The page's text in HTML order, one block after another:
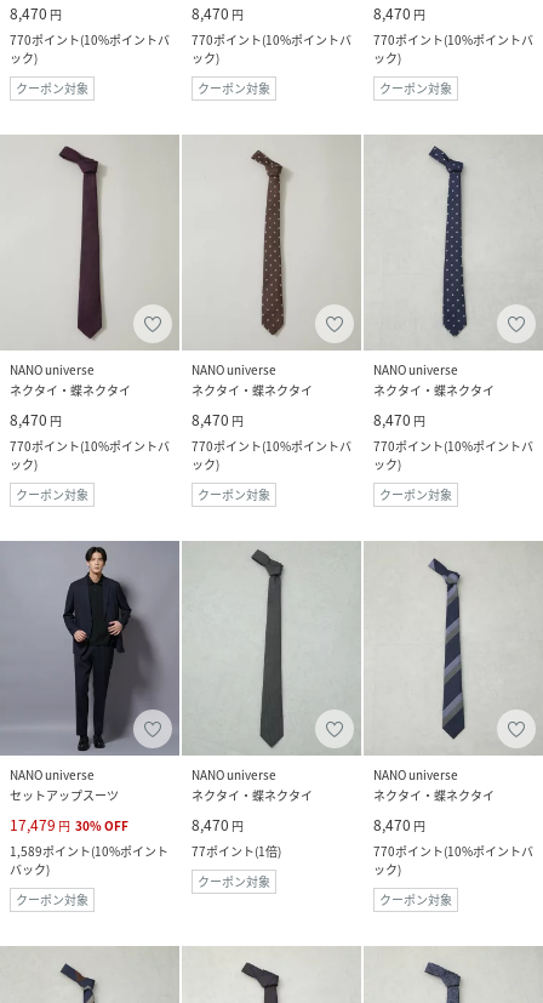
8,470 円
770ポイント(10%ポイントバ
ック)
クーポン対象
8,470 円
770ポイント(10%ポイントバ
ック)
クーポン対象
8,470 円
770ポイント(10%ポイントバ
ック)
クーポン対象
NANO universe
ネクタイ・蝶ネクタイ
8,470 円
770ポイント(10%ポイントバ
ック)
クーポン対象
NANO universe
ネクタイ・蝶ネクタイ
8,470 円
770ポイント(10%ポイントバ
ック)
クーポン対象
NANO universe
ネクタイ・蝶ネクタイ
8,470 円
770ポイント(10%ポイントバ
ック)
クーポン対象
NANO universe
セットアップスーツ
17,479 円 30%OFF
1,589ポイント(10%ポイント
バック)
クーポン対象
NANO universe
ネクタイ・蝶ネクタイ
8,470 円
77ポイント(1倍)
クーポン対象
NANO universe
ネクタイ・蝶ネクタイ
8,470 円
770ポイント(10%ポイントバ
ック)
クーポン対象